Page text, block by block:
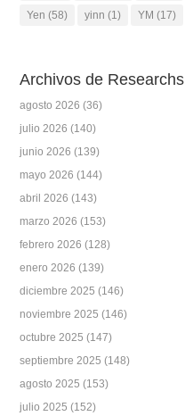
Yen (58) yinn (1) YM (17)
Archivos de Researchs
agosto 2026 (36)
julio 2026 (140)
junio 2026 (139)
mayo 2026 (144)
abril 2026 (143)
marzo 2026 (153)
febrero 2026 (128)
enero 2026 (139)
diciembre 2025 (146)
noviembre 2025 (146)
octubre 2025 (147)
septiembre 2025 (148)
agosto 2025 (153)
julio 2025 (152)